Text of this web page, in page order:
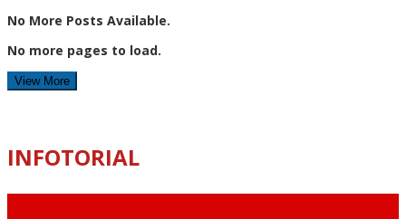
No More Posts Available.
No more pages to load.
View More
INFOTORIAL